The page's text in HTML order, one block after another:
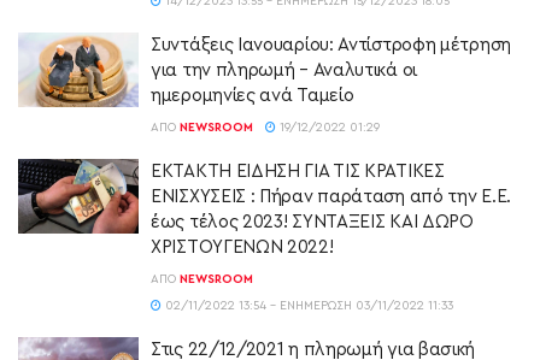
Συντάξεις Ιανουαρίου: Αντίστροφη μέτρηση
για την πληρωμή – Αναλυτικά οι
ημερομηνίες ανά Ταμείο
ΑΠΌ NEWSROOM 19/12/2022 01:29
ΕΚΤΑΚΤΗ ΕΙΔΗΣΗ ΓΙΑ ΤΙΣ ΚΡΑΤΙΚΕΣ
ΕΝΙΣΧΥΣΕΙΣ : Πήραν παράταση από την Ε.Ε.
έως τέλος 2023! ΣΥΝΤΑΞΕΙΣ ΚΑΙ ΔΩΡΟ
ΧΡΙΣΤΟΥΓΕΝΩΝ 2022!
ΑΠΌ NEWSROOM
02/11/2022 13:54 - ΕΝΗΜΈΡΩΣΗ 03/11/2022 11:33
Στις 22/12/2021 η πληρωμή για βασική